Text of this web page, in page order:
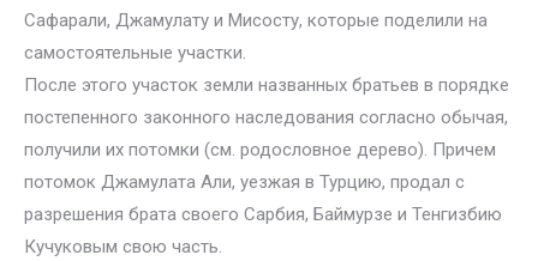
Сафарали, Джамулату и Мисосту, которые поделили на
самостоятельные участки.
После этого участок земли названных братьев в порядке
постепенного законного наследования согласно обычая,
получили их потомки (см. родословное дерево). Причем
потомок Джамулата Али, уезжая в Турцию, продал с
разрешения брата своего Сарбия, Баймурзе и Тенгизбию
Кучуковым свою часть.